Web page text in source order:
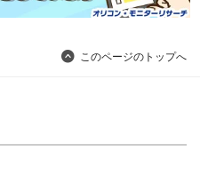
このページのトップへ